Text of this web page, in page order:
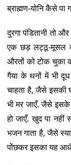
ब्राह्मण-योनि कैसे पा
दुरगा पंडितानी तो
एक छड़ लट्ठू-मूसल
औरतों को टोक चुका
गैया के थनों में भी
चाहता है, जैसे इसकी
भी मर जाएँ. जैसे इसके
हो जाएँ. खुद पा
भजन गाता है, जैसे
पोंछकर इसका यह